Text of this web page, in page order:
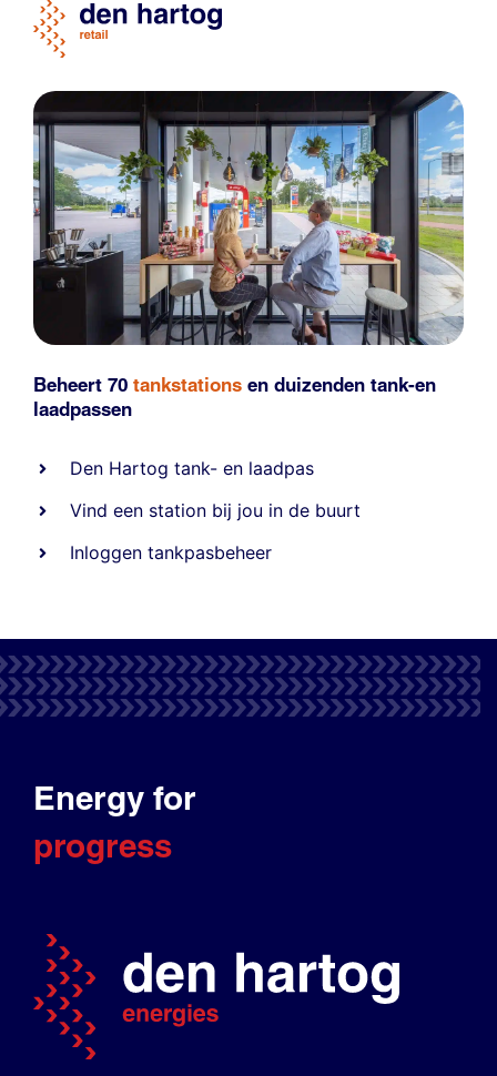
Beheert 70 tankstations en duizenden tank-en
laadpassen
Den Hartog tank- en laadpas
Vind een station bij jou in de buurt
Inloggen tankpasbeheer
Energy for
progress